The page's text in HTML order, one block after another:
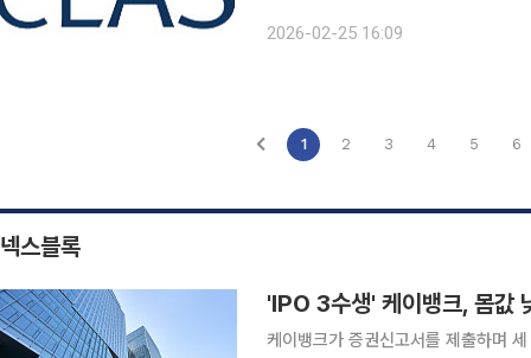
됐다. 총 3240억원 규모다. 블록딜
2026-02-25 16:09
1 2 3 4 5 6
넥스블록
케이뱅크가 증권신고서를 제출하며